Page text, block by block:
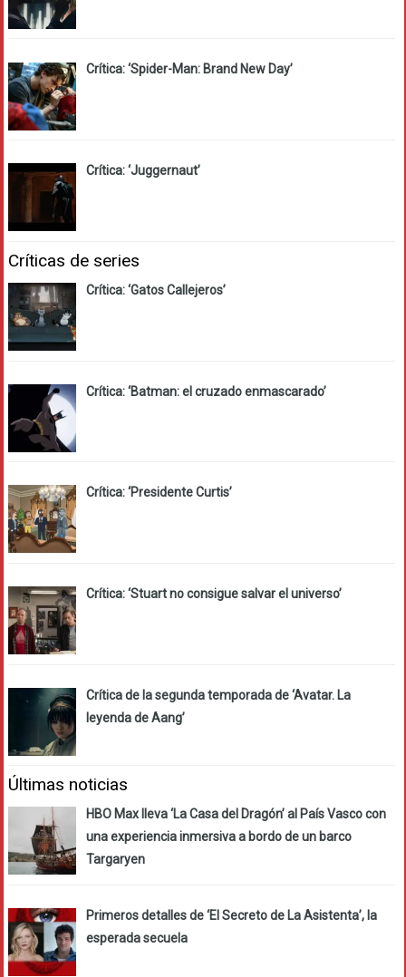
Crítica: ‘Spider-Man: Brand New Day’
Crítica: ‘Juggernaut’
Críticas de series
Crítica: ‘Gatos Callejeros’
Crítica: ‘Batman: el cruzado enmascarado’
Crítica: ‘Presidente Curtis’
Crítica: ‘Stuart no consigue salvar el universo’
Crítica de la segunda temporada de ‘Avatar. La
leyenda de Aang’
Últimas noticias
HBO Max lleva ‘La Casa del Dragón’ al País Vasco con
una experiencia inmersiva a bordo de un barco
Targaryen
Primeros detalles de ‘El Secreto de La Asistenta’, la
esperada secuela